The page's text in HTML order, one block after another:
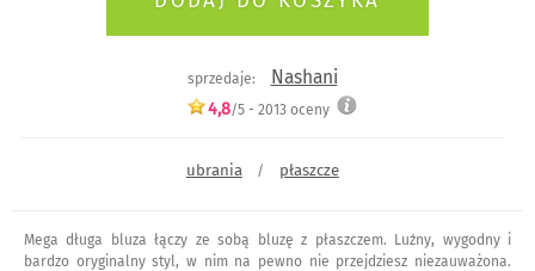
sprzedaje: Nashani
4,8/5 - 2013oceny
ubrania / płaszcze
Mega długa bluza łączy ze sobą bluzę z płaszczem. Luźny, wygodny i
bardzo oryginalny styl, w nim na pewno nie przejdziesz niezauważona.